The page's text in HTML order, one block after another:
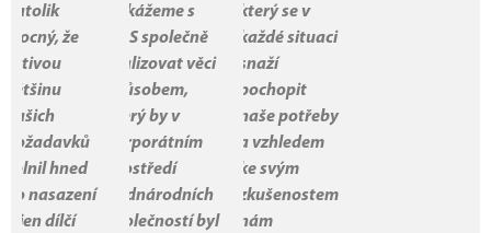
natolik
mocný, že
drtivou
většinu
našich
požadavků
splnil hned
po nasazení
a jen dílčí
dokážeme s
ANS společně
realizovat věci
způsobem,
který by v
korporátním
prostředí
nadnárodních
společností byl
který se v
každé situaci
snaží
pochopit
naše potřeby
a vzhledem
ke svým
zkušenostem
nám